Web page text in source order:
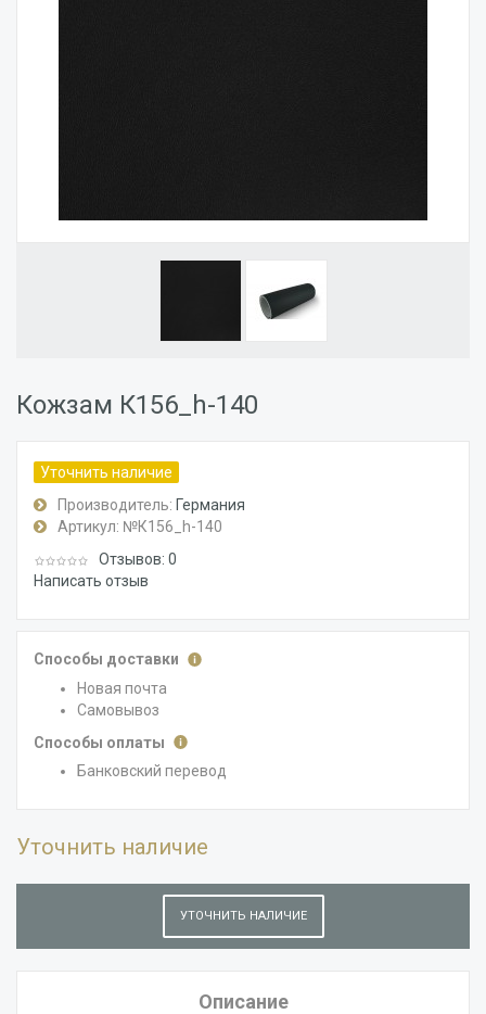
Кожзам К156_h-140
Уточнить наличие
Производитель: Германия
Артикул: №К156_h-140
Отзывов: 0
Написать отзыв
Способы доставки
Новая почта
Самовывоз
Способы оплаты
Банковский перевод
Уточнить наличие
УТОЧНИТЬ НАЛИЧИЕ
Описание